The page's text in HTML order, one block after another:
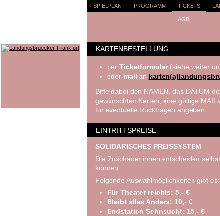
SPIELPLAN PROGRAMM TICKETS
AGB
KARTENBESTELLUNG
per Ticketformular(siehe weiter
oder mail an
Bitte dabei den NAMEN, das DATUM
gewünschten Karten, eine gültige
für eventuelle Rückfragen angeben.
EINTRITTSPREISE
SOLIDARISCHES PREISSYSTEM
Die Zuschauer:innen entscheiden
können.
Folgende Auswahlmöglichkeiten gibt es:
Für Theater reichts: 5,- €
Bleibt alles Anders: 10,- €
Endstation Sehnsucht: 15,- €